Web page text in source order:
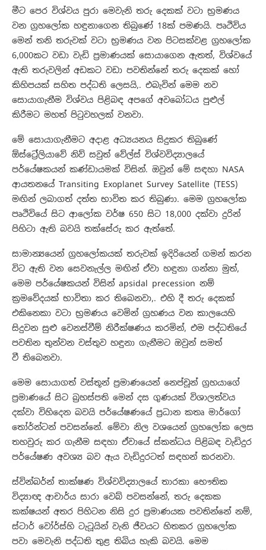
මීට පෙර විශ්වය පුරා මෙවැනි තරු දෙකක් වටා භ්‍රමණය
වන ග්‍රහලෝක හඳුනාගෙන තිබුණේ 18ක් පමණයි. පෘථිවිය
මෙන් තනි තරුවක් වටා භ්‍රමණය වන පිටසක්වළ ග්‍රහලෝක
6,000කට වඩා වැඩි ප්‍රමාණයක් සොයාගෙන ඇතත්, විශ්වයේ
ඇති තරුවලින් අඩකට වඩා පවතින්නේ තරු දෙකක් හෝ
කිහිපයක් සහිත පද්ධති ලෙසයි,. එබැවින් මෙම නව
සොයාගැනීම විශ්වය පිළිබඳ අපගේ අවබෝධය පුළුල්
කිරීමට මහත් පිටුවහලක් වනවා.
මේ සොයාගැනීමට අදාළ අධ්‍යයනය සිදුකර තිබුණේ
ඕස්ට්‍රේලියාවේ නිව් සවුත් වේල්ස් විශ්වවිද්‍යාලයේ
පර්යේෂකයන් කණ්ඩායමක් විසින්. ඔවුන් මේ සඳහා NASA
ආයතනයේ Transiting Exoplanet Survey Satellite (TESS)
මඟින් ලබාගත් දත්ත භාවිත කර තිබුණා. මෙම ග්‍රහලෝක
පෘථිවියේ සිට ආලෝක වර්ෂ 650 සිට 18,000 දක්වා දුරින්
පිහිටා ඇති බවයි තක්සේරු කර ඇත්තේ.
සාමාන්‍යයෙන් ග්‍රහලෝකයක් තරුවක් ඉදිරියෙන් ගමන් කරන
විට ඇති වන සෙවනැල්ල මඟින් ඒවා හඳුනා ගන්නා මුත්,
මෙම පර්යේෂකයන් විසින් apsidal precession නම්
ක්‍රමවේදයක් භාවිතා කර තිබෙනවා,. එහි දී තරු දෙකක්
එකිනෙකා වටා භ්‍රමණය වෙමින් ග්‍රහණය වන කාලයෙහි
සිදුවන සුළු වෙනස්වීම් නිරීක්ෂණය කරමින්, එම පද්ධතියේ
පවතින තුන්වන වස්තුව හඳුනා ගැනීමට ඔවුන් සමත්
වී තිබෙනවා.
මෙම සොයාගත් වස්තූන් ප්‍රමාණයෙන් නෙප්චූන් ග්‍රහයාගේ
ප්‍රමාණයේ සිට බ්‍රහස්පති මෙන් දස ගුණයක් විශාලත්වය
දක්වා විහිදෙන බවයි පර්යේෂණයේ ප්‍රධාන කතෘ මාර්ගෝ
තෝර්න්ටන් පවසන්නේ. මේවා නිල වශයෙන් ග්‍රහලෝක ලෙස
තහවුරු කර ගැනීම සඳහා ඒවායේ ස්කන්ධය පිළිබඳ වැඩිදුර
පර්යේෂණ අවශ්‍ය බව ඇය වැඩිදුරටත් සඳහන් කරනවා.
ස්වින්බර්න් තාක්ෂණ විශ්වවිද්‍යාලයේ තාරකා භෞතික
විද්‍යාඥ ආචාර්ය සාරා වෙබ් පවසන්නේ, තරු දෙකක
කක්ෂයන් අතර පිහිටන නිසි දුර ප්‍රමාණයක පවතින්නේ නම්,
ස්ටාර් වෝර්ස්හි ටැටූයින් වැනි ජීවයට හිතකර ග්‍රහලෝක
පවා මෙවැනි පද්ධති තුළ තිබිය හැකි බවයි. මෙම